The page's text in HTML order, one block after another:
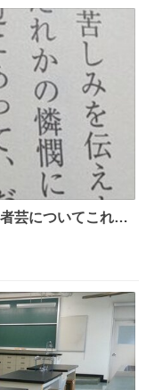
芸についてこれ以
辞めちゃうかもイ